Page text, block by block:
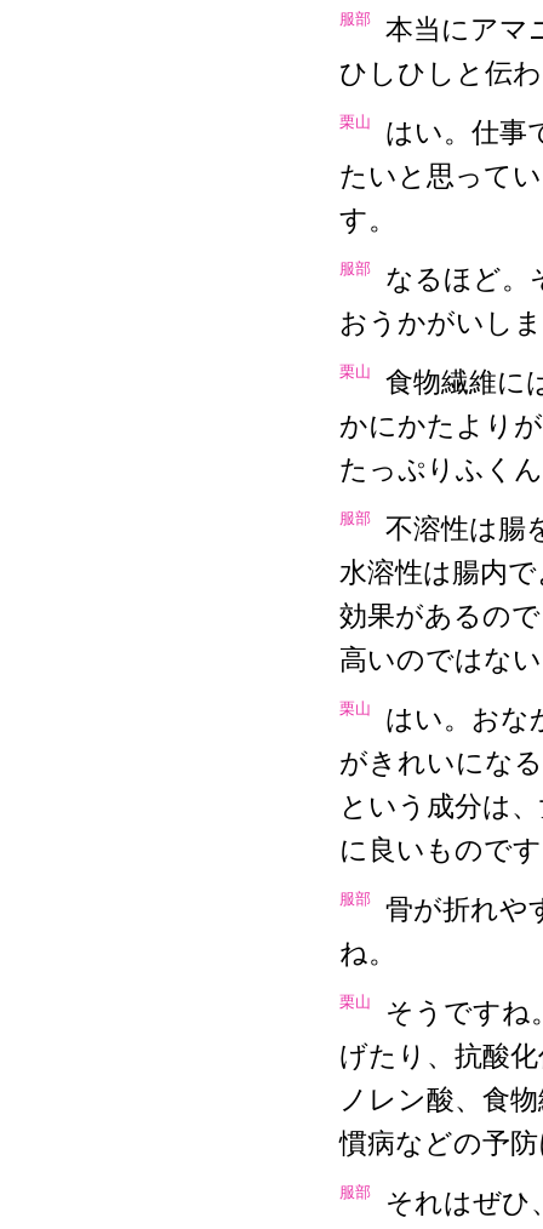
服部
本当にアマ
ひしひしと伝
栗山
はい。仕事
たいと思って
す。
服部
なるほど。
おうかがいし
栗山
食物繊維に
かにかたより
たっぷりふく
服部
不溶性は腸
水溶性は腸内
効果があるの
高いのではな
栗山
はい。おな
がきれいにな
という成分は
に良いもので
服部
骨が折れや
ね。
栗山
そうですね
げたり、抗酸
ノレン酸、食
慣病などの予
服部
それはぜひ